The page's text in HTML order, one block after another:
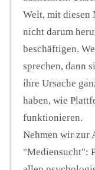
Welt, mit diesen
nicht darum
beschäftigen.
sprechen, dann
ihre Ursache
haben, wie
funktionieren.
Nehmen wir zur
"Mediensucht":